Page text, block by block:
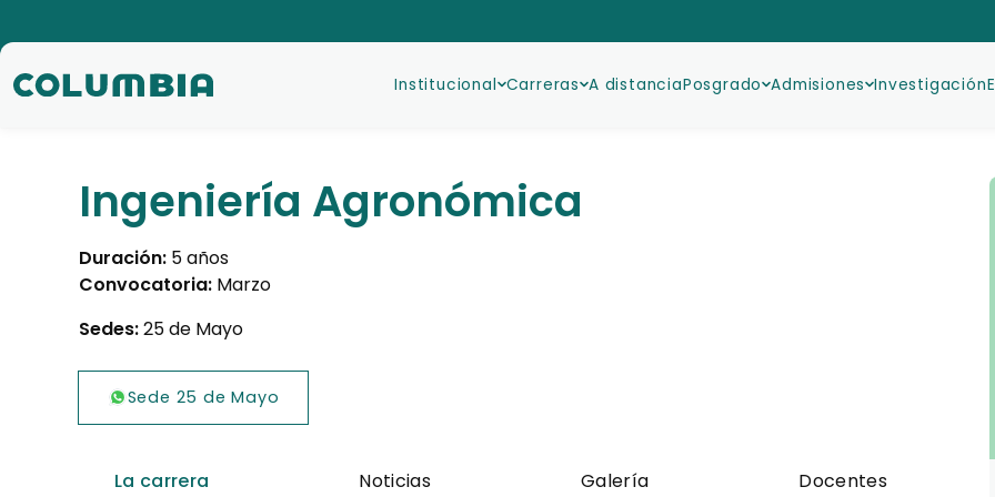
Institucional Carreras A distanciaPosgrado Admisiones Investigación
Ingeniería Agronómica
Duración: 5 años
Convocatoria: Marzo
Sedes:25 de Mayo
Sede 25 de Mayo
La carrera Noticias Galería Docentes